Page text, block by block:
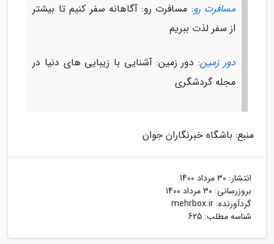
مسافرت رو: مسافرت رو: آگاهانه سفر کنیم تا بیشتر
از سفر لذت ببریم
دور زمین: دور زمین: آشنایی با زیبایی های دنیا در
مجله گردشگری
منبع: باشگاه خبرنگاران جوان
انتشار: 30 مرداد 1400
بروزرسانی: 30 مرداد 1400
گردآورنده: mehrbox.ir
شناسه مطلب: 625